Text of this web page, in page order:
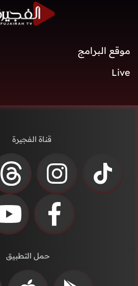
موقع البرامج
Live
قناة الفجيرة
حمل التطبيق